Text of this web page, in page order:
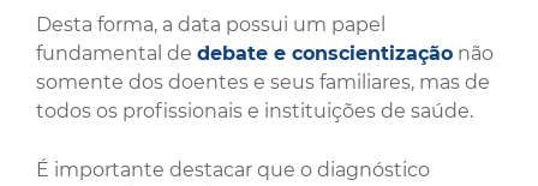
Desta forma, a data possui um papel
fundamental de debate e conscientização não
somente dos doentes e seus familiares, mas de
todos os profissionais e instituições de saúde.
É importante destacar que o diagnóstico